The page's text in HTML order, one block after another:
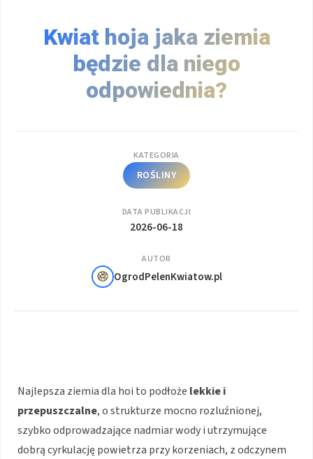
Kwiat hoja jaka ziemia
będzie dla niego
odpowiednia?
KATEGORIA
ROŚLINY
DATA PUBLIKACJI
2026-06-18
AUTOR
OgrodPelenKwiatow.pl
Najlepsza ziemia dla hoi to podłoże lekkie i
przepuszczalne, o strukturze mocno rozluźnionej,
szybko odprowadzające nadmiar wody i utrzymujące
dobrą cyrkulację powietrza przy korzeniach, z odczynem